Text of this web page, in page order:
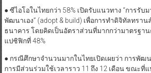
● ซีไอโอในไทยกว่า 58% เปิดรับแนวทาง “การรับ
พัฒนาเอง” (adopt & build) เพื่อการทำดิจิทัลทรา
ธนาคาร โดยคิดเป็นอัตราส่วนที่มากกว่ามาตรฐาน
แปซิฟิกที่ 48%
● กรณีศึกษาจำนวนมากในไทยเปิดเผยว่า การพัฒ
การมีส่วนร่วมใช้เวลาราว 11 ถึง 12 เดือน ขณะที่